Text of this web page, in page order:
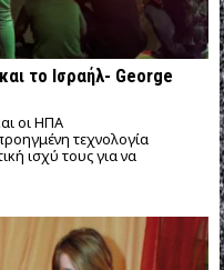
το Ισραήλ- George
οι ΗΠΑ
τεχνολογία
ισχύ τους για να